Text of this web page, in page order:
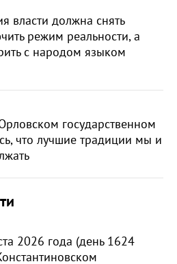
власти должна снять
режим реальности, а
с народом языком
государственном
что лучшие традиции мы и
2026 года (день 1624